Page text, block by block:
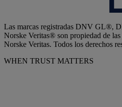
Las marcas registradas DNV GL®,
Norske Veritas® son propiedad de
Norske Veritas. Todos los derechos
WHEN TRUST MATTERS